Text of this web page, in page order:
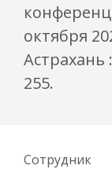
октября
Астрахань
255.
Сотрудник